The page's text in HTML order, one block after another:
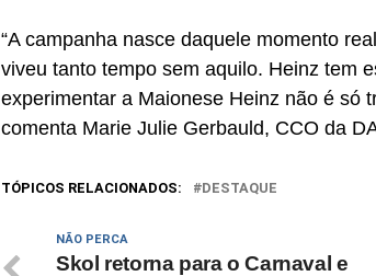
“A campanha nasce daquele momento
viveu tanto tempo sem aquilo. Heinz tem
experimentar a Maionese Heinz não é só
comenta Marie Julie Gerbauld, CCO da
TÓPICOS RELACIONADOS: DESTAQUE
NÃO PERCA
Skol retorna para o Carnaval e